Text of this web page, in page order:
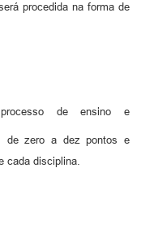
procedida na forma de
de ensino e
de zero a dez pontos e
cada disciplina.